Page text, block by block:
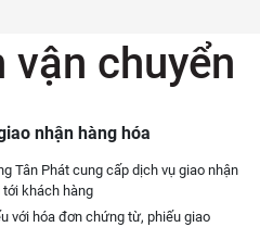
vận chuyển
nhận hàng hóa
Tân Phát cung cấp dịch vụ giao nhận
khách hàng
với hóa đơn chứng từ, phiếu giao